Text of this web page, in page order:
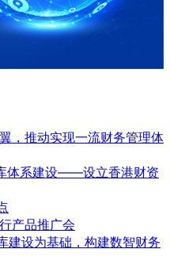
，推动实现一流财务管理体
体系建设——设立香港财资
产品推广会
建设为基础，构建数智财务